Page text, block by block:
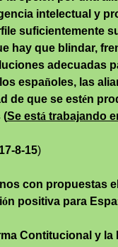
intelectual y
suficientemente
hay que blindar,
adecuadas
españoles, las
de que se estén
(Se está trabajando
8-15)
con propuestas
ón positiva para Espa
Contitucional y la